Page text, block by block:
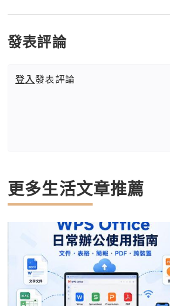
發表評論
登入發表評論
更多生活文章推薦